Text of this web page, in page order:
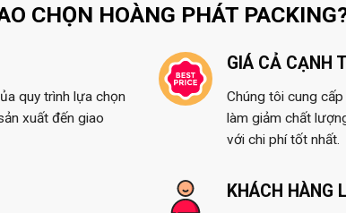
CHỌN HOÀNG PHÁT
quy trình lựa chọn
xuất đến giao
GIÁ CẢ CẠNH
Chúng tôi cung
làm giảm chất
với chi phí tốt nhất.
KHÁCH HÀNG